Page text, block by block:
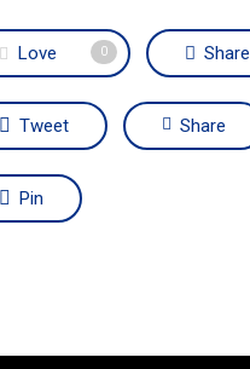
Love 0 Share
Tweet Share
Pin